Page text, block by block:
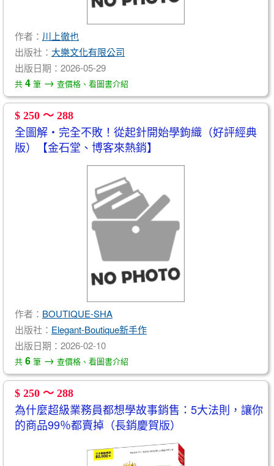
作者： 川上徹也
出版社： 大樂文化有限公司
出版日期：2026-05-29
共 4 筆 → 查價格、看圖書介紹
$ 250 ～ 288
全圖解‧完全不敗！從起針開始學鉤織（好評經典
版）【金石堂、博客來熱銷】
作者： BOUTIQUE-SHA
出版社： Elegant-Boutique新手作
出版日期：2026-02-10
共 6 筆 → 查價格、看圖書介紹
$ 250 ～ 288
為什麼超級業務員都想學故事銷售：5大法則，讓你
的商品99％都賣掉（長銷慶賀版）